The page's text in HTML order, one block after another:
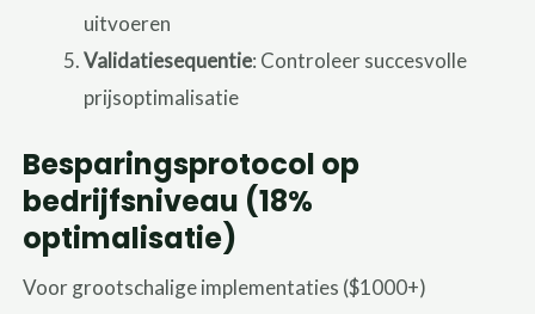
uitvoeren
Validatiesequentie: Controleer succesvolle
prijsoptimalisatie
Besparingsprotocol op
bedrijfsniveau (18%
optimalisatie)
Voor grootschalige implementaties ($1000+)